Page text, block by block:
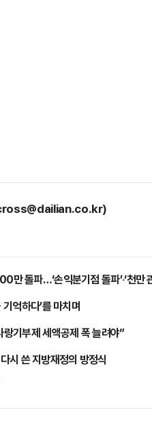
만 돌파…‘손익분기점 돌파’‧‘천만
억하다’를 마치며
기부제 세액공제 폭 늘려야”
시 쓴 지방재정의 방정식